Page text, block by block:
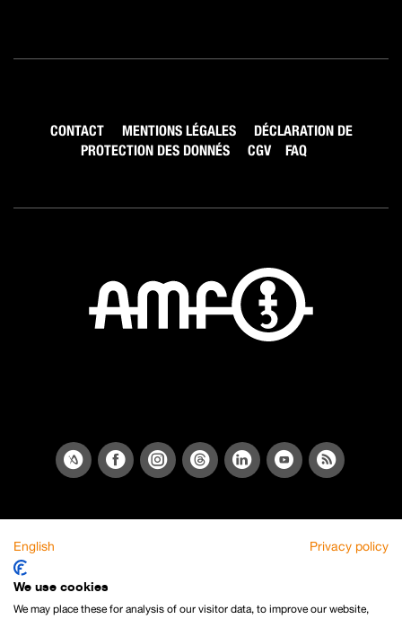
CONTACT MENTIONS LÉGALES
DÉCLARATION DE
PROTECTION DES DONNÉS
CGV FAQ
English Privacy policy
We use cookies
We may place these for analysis of our visitor data, to improve our website,